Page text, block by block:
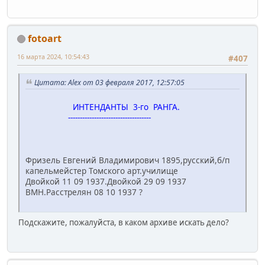
fotoart
#407
16 марта 2024, 10:54:43
Цитата: Alex от 03 февраля 2017, 12:57:05
ИНТЕНДАНТЫ 3-го РАНГА.
-----------------------------------
Фризель Евгений Владимирович 1895,русский,б/п
капельмейстер Томского арт.училище
Двойкой 11 09 1937.Двойкой 29 09 1937
ВМН.Расстрелян 08 10 1937 ?
Подскажите, пожалуйста, в каком архиве искать дело?